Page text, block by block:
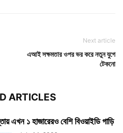
Next article
এআই সক্ষমতার ওপর ভর করে নতুন যুগে
টেকনো
ARTICLES
এখন ১ হাজারেরও বেশি বিওয়াইডি গাড়ি